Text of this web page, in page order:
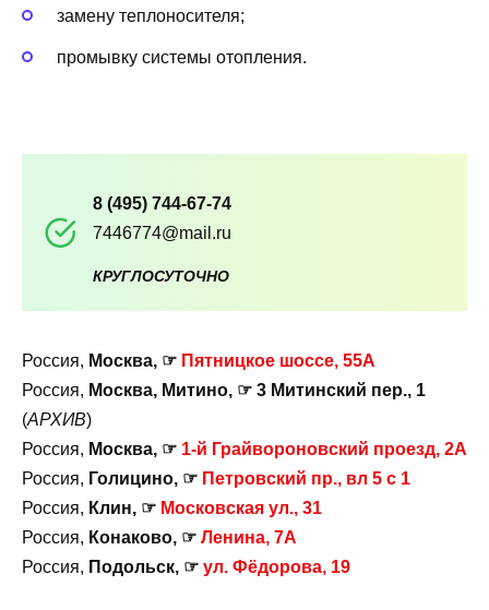
замену теплоносителя;
промывку системы отопления.
8 (495) 744-67-74
7446774@mail.ru
КРУГЛОСУТОЧНО
Россия, Москва, ☞ Пятницкое шоссе, 55А
Россия, Москва, Митино, ☞ 3 Митинский пер., 1
(АРХИВ)
Россия, Москва, ☞ 1-й Грайвороновский проезд, 2А
Россия, Голицино, ☞ Петровский пр., вл 5 с 1
Россия, Клин, ☞ Московская ул., 31
Россия, Конаково, ☞ Ленина, 7А
Россия, Подольск, ☞ ул. Фёдорова, 19